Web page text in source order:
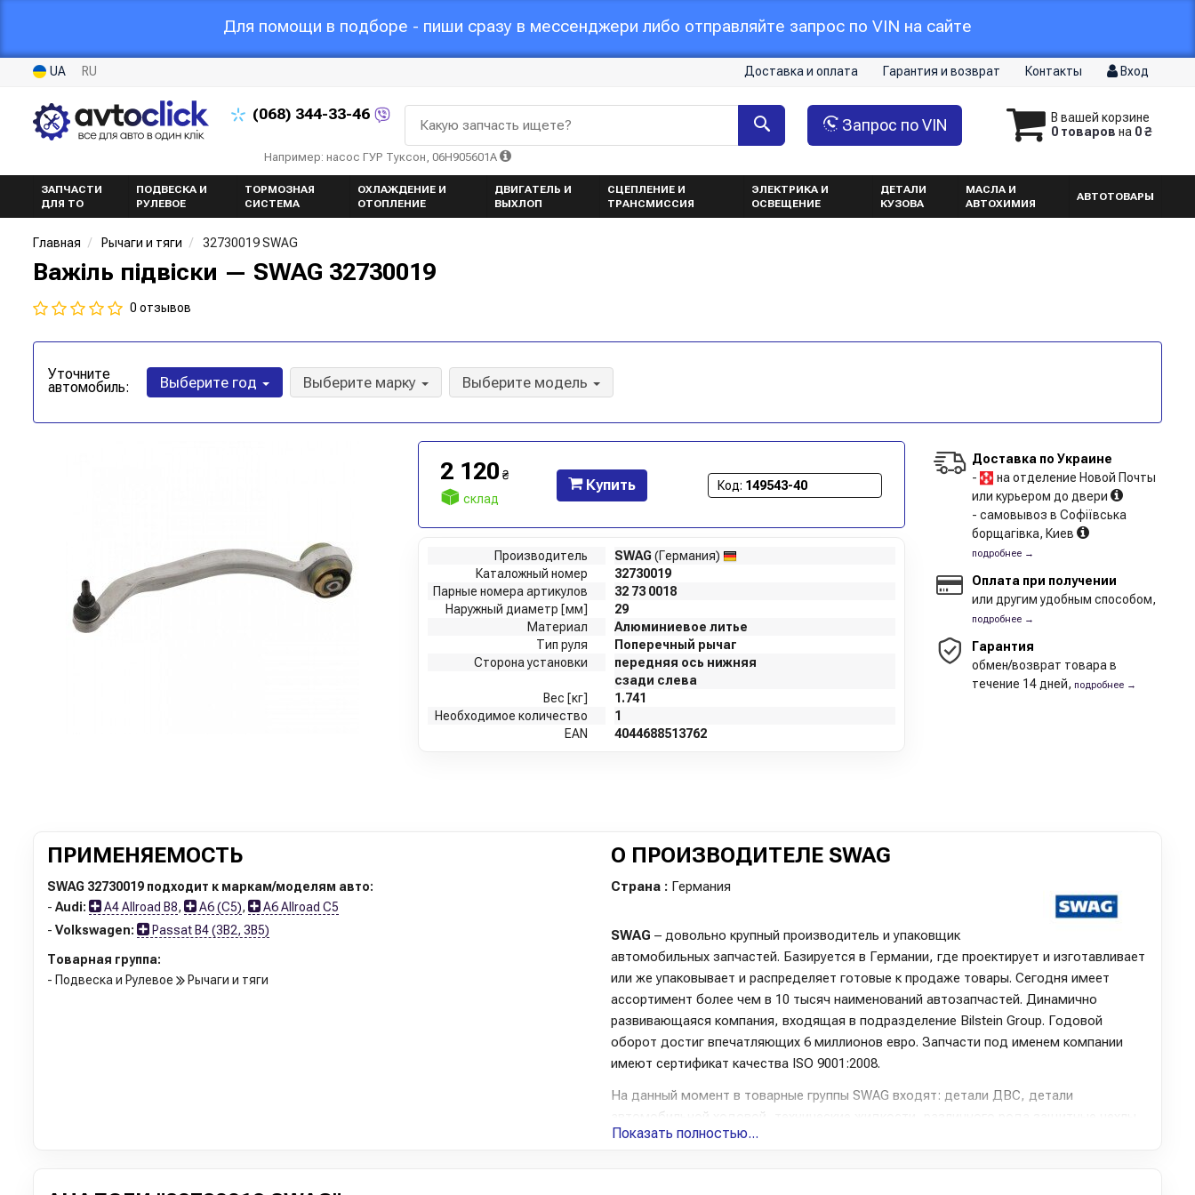
Для помощи в подборе - пиши сразу в мессенджери либо отправляйте запрос по VIN на сайте
UA RU Доставка и оплата Гарантия и возврат Контакты Вход
(068) 344-33-46
В вашей корзине
0 товаров на 0 ₴
Запрос по VIN
Какую запчасть ищете?
Например: насос ГУР Туксон, 06H905601A
ЗАПЧАСТИ
ДЛЯ ТО
ПОДВЕСКА И
РУЛЕВОЕ
ТОРМОЗНАЯ
СИСТЕМА
ОХЛАЖДЕНИЕ И
ОТОПЛЕНИЕ
ДВИГАТЕЛЬ И
ВЫХЛОП
СЦЕПЛЕНИЕ И
ТРАНСМИССИЯ
ЭЛЕКТРИКА И
ОСВЕЩЕНИЕ
ДЕТАЛИ
КУЗОВА
МАСЛА И
АВТОХИМИЯ
АВТОТОВАРЫ
Главная Рычаги и тяги 32730019 SWAG
Важіль підвіски — SWAG 32730019
0 отзывов
Уточните
автомобиль: Выберите год Выберите марку Выберите модель
2 120 ₴
склад
Купить Код: 149543-40
Производитель SWAG (Германия)
Каталожный номер
32730019
Парные номера артикулов
32 73 0018
Наружный диаметр [мм]
29
Материал
Алюминиевое литье
Тип руля
Поперечный рычаг
Сторона установки
передняя ось нижняя
сзади слева
Вес [кг]
1.741
Необходимое количество
1
EAN
4044688513762
Доставка по Украине
-
на отделение Новой Почты
или курьером до двери
- самовывоз в Софіївська
борщагівка, Киев
подробнее →
Оплата при получении
или другим удобным способом,
подробнее →
Гарантия
обмен/возврат товара в
течение 14 дней, подробнее →
ПРИМЕНЯЕМОСТЬ
SWAG 32730019 подходит к маркам/моделям авто:
- Audi: A4 Allroad B8, A6 (C5),
A6 Allroad C5
- Volkswagen: Passat B4 (3B2, 3B5)
Товарная группа:
- Подвеска и Рулевое
Рычаги и тяги
О ПРОИЗВОДИТЕЛЕ SWAG
Страна : Германия
SWAG – довольно крупный производитель и упаковщик
автомобильных запчастей. Базируется в Германии, где проектирует и изготавливает
или же упаковывает и распределяет готовые к продаже товары. Сегодня имеет
ассортимент более чем в 10 тысяч наименований автозапчастей. Динамично
развивающаяся компания, входящая в подразделение Bilstein Group. Годовой
оборот достиг впечатляющих 6 миллионов евро. Запчасти под именем компании
имеют сертификат качества ISO 9001:2008.
На данный момент в товарные группы SWAG входят: детали ДВС, детали
автомобильной ходовой, технические жидкости, различного рода защитные чехлы,
подшипники, тросовое управление, весь спектр резинометаллических изделий,
Показать полностью...